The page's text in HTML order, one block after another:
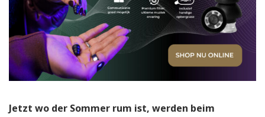
Jetzt wo der Sommer rum ist, werden beim